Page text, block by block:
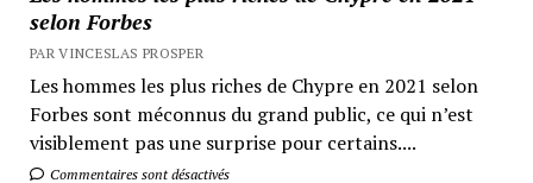
selon Forbes
PAR VINCESLAS PROSPER
Les hommes les plus riches de Chypre en 2021 selon
Forbes sont méconnus du grand public, ce qui n’est
visiblement pas une surprise pour certains....
Commentaires sont désactivés